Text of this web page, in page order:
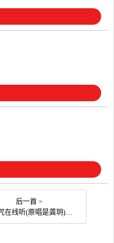
后一首 >
(原唱是龚玥)，波涛水  中鱼演唱点播:66次